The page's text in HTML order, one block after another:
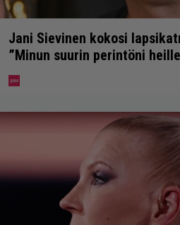
Jani Sievinen kokosi
”Minun suurin perintöni